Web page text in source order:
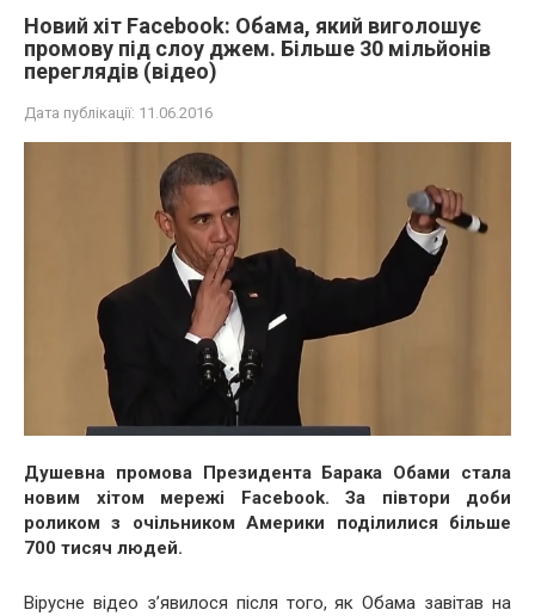
Новий хіт Facebook: Обама, який виголошує
промову під слоу джем. Більше 30 мільйонів
переглядів (відео)
Дата публікації: 11.06.2016
Душевна промова Президента Барака Обами стала
новим хітом мережі Facebook. За півтори доби
роликом з очільником Америки поділилися більше
700 тисяч людей.
Вірусне відео з’явилося після того, як Обама завітав на